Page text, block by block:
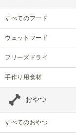
すべてのフード
ウェットフード
フリーズドライ
手作り用食材
おやつ
すべてのおやつ